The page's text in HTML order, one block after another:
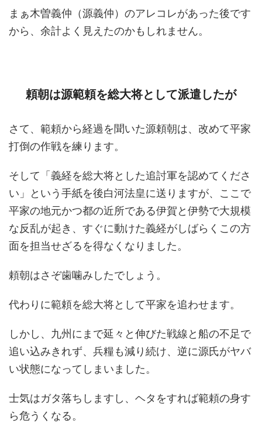
まぁ木曽義仲（源義仲）のアレコレがあった後です
から、余計よく見えたのかもしれません。
頼朝は源範頼を総大将として派遣したが
さて、範頼から経過を聞いた源頼朝は、改めて平家
打倒の作戦を練ります。
そして「義経を総大将とした追討軍を認めてくださ
い」という手紙を後白河法皇に送りますが、ここで
平家の地元かつ都の近所である伊賀と伊勢で大規模
な反乱が起き、すぐに動けた義経がしばらくこの方
面を担当せざるを得なくなりました。
頼朝はさぞ歯噛みしたでしょう。
代わりに範頼を総大将として平家を追わせます。
しかし、九州にまで延々と伸びた戦線と船の不足で
追い込みきれず、兵糧も減り続け、逆に源氏がヤバ
い状態になってしまいました。
士気はガタ落ちしますし、ヘタをすれば範頼の身す
ら危うくなる。